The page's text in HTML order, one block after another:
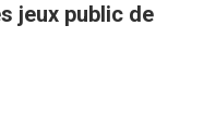
jeux public de